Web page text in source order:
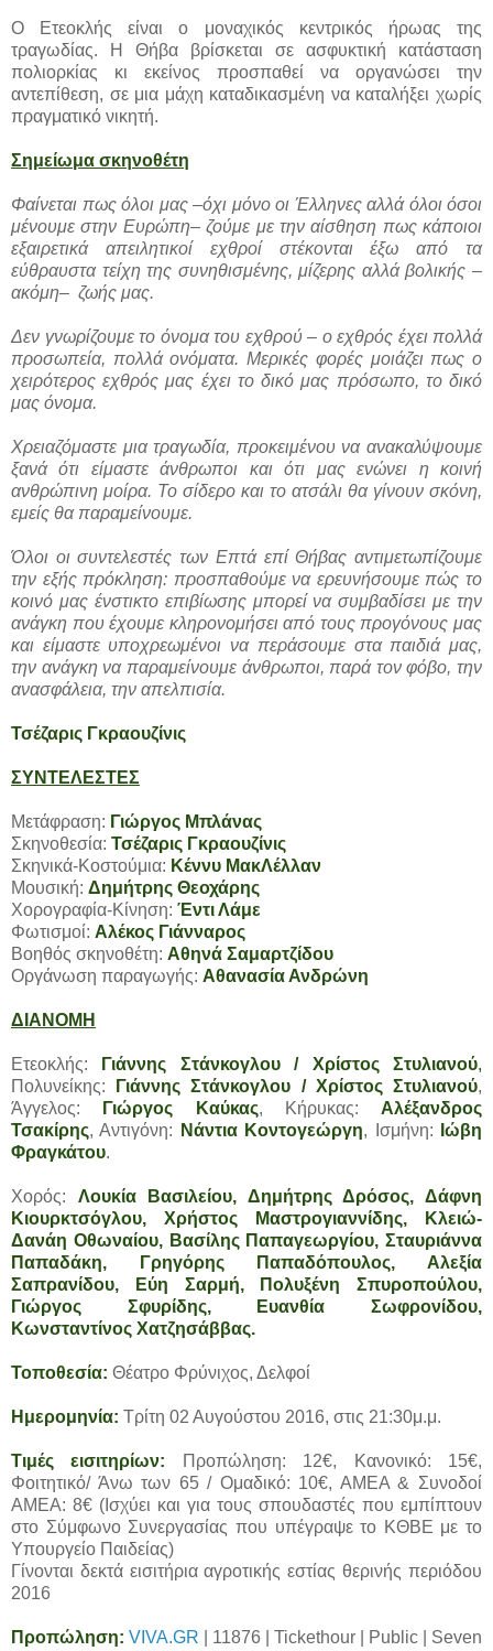
Ο Ετεοκλής είναι ο μοναχικός κεντρικός ήρωας της
τραγωδίας. Η Θήβα βρίσκεται σε ασφυκτική κατάσταση
πολιορκίας κι εκείνος προσπαθεί να οργανώσει την
αντεπίθεση, σε μια μάχη καταδικασμένη να καταλήξει χωρίς
πραγματικό νικητή.
Σημείωμα σκηνοθέτη
Φαίνεται πως όλοι μας –όχι μόνο οι Έλληνες αλλά όλοι όσοι
μένουμε στην Ευρώπη– ζούμε με την αίσθηση πως κάποιοι
εξαιρετικά απειλητικοί εχθροί στέκονται έξω από τα
εύθραυστα τείχη της συνηθισμένης, μίζερης αλλά βολικής –
ακόμη– ζωής μας.
Δεν γνωρίζουμε το όνομα του εχθρού – ο εχθρός έχει πολλά
προσωπεία, πολλά ονόματα. Μερικές φορές μοιάζει πως ο
χειρότερος εχθρός μας έχει το δικό μας πρόσωπο, το δικό
μας όνομα.
Χρειαζόμαστε μια τραγωδία, προκειμένου να ανακαλύψουμε
ξανά ότι είμαστε άνθρωποι και ότι μας ενώνει η κοινή
ανθρώπινη μοίρα. Το σίδερο και το ατσάλι θα γίνουν σκόνη,
εμείς θα παραμείνουμε.
Όλοι οι συντελεστές των Επτά επί Θήβας αντιμετωπίζουμε
την εξής πρόκληση: προσπαθούμε να ερευνήσουμε πώς το
κοινό μας ένστικτο επιβίωσης μπορεί να συμβαδίσει με την
ανάγκη που έχουμε κληρονομήσει από τους προγόνους μας
και είμαστε υποχρεωμένοι να περάσουμε στα παιδιά μας,
την ανάγκη να παραμείνουμε άνθρωποι, παρά τον φόβο, την
ανασφάλεια, την απελπισία.
Τσέζαρις Γκραουζίνις
ΣΥΝΤΕΛΕΣΤΕΣ
Μετάφραση: Γιώργος Μπλάνας
Σκηνοθεσία: Τσέζαρις Γκραουζίνις
Σκηνικά-Κοστούμια: Κέννυ ΜακΛέλλαν
Μουσική: Δημήτρης Θεοχάρης
Χορογραφία-Κίνηση: Έντι Λάμε
Φωτισμοί: Αλέκος Γιάνναρος
Βοηθός σκηνοθέτη: Αθηνά Σαμαρτζίδου
Οργάνωση παραγωγής: Αθανασία Ανδρώνη
ΔΙΑΝΟΜΗ
Ετεοκλής: Γιάννης Στάνκογλου / Χρίστος Στυλιανού,
Πολυνείκης: Γιάννης Στάνκογλου / Χρίστος Στυλιανού,
Άγγελος:
Γιώργος Καύκας, Κήρυκας: Αλέξανδρος
Τσακίρης, Αντιγόνη: Νάντια Κοντογεώργη, Ισμήνη:
Ιώβη
Φραγκάτου.
Χορός: Λουκία Βασιλείου, Δημήτρης Δρόσος, Δάφνη
Κιουρκτσόγλου, Χρήστος Μαστρογιαννίδης, Κλειώ-
Δανάη Οθωναίου, Βασίλης Παπαγεωργίου, Σταυριάννα
Παπαδάκη, Γρηγόρης Παπαδόπουλος, Αλεξία
Σαπρανίδου, Εύη Σαρμή, Πολυξένη Σπυροπούλου,
Γιώργος Σφυρίδης, Ευανθία Σωφρονίδου,
Κωνσταντίνος Χατζησάββας.
Τοποθεσία: Θέατρο Φρύνιχος, Δελφοί
Ημερομηνία: Τρίτη 02 Αυγούστου 2016, στις 21:30μ.μ.
Τιμές εισιτηρίων:
Προπώληση: 12€, Κανονικό: 15€,
Φοιτητικό/ Άνω των 65 / Ομαδικό: 10€, ΑΜΕΑ & Συνοδοί
ΑΜΕΑ: 8€ (Ισχύει και για τους σπουδαστές που εμπίπτουν
στο Σύμφωνο Συνεργασίας που υπέγραψε το ΚΘΒΕ με το
Υπουργείο Παιδείας)
Γίνονται δεκτά εισιτήρια αγροτικής εστίας θερινής περιόδου
2016
Προπώληση: VIVA.GR | 11876 | Tickethour | Public | Seven